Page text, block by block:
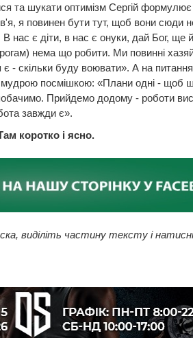
та шукати оптимізм Сергій
я повинен бути тут, щоб вони сюди
В нас є діти, в нас є онуки, дай Бог, ще й
нема що робити. Ми повинні
є - скільки буду воювати». А на
мудрою посмішкою: «Плани одні - щоб
Прийдемо додому - роботи
завжди є».
коротко і ясно.
виділіть частину тексту і